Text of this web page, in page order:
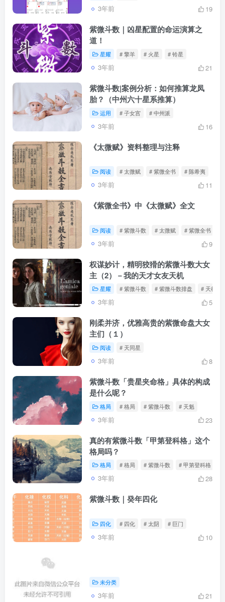
3年前 19
紫微斗数｜凶星配置的命运演算之
道！
星耀 # 擎羊 # 火星 # 铃星
3年前 21
紫微斗数|案例分析：如何推算龙凤
胎？（中州六十星系推算）
运用 # 子女宫 # 中州派
3年前 16
《太微赋》资料整理与注释
阅读 # 太微赋 # 紫微全书 # 陈希夷
3年前 11
《紫微全书》中《太微赋》全文
阅读 # 紫微斗数 # 太微赋 # 紫微全书
3年前 9
权谋妙计，精明狡猾的紫微斗数大女
主（2）－我的天才女友天机
星耀 # 紫微斗数 # 紫微斗数排盘 # 天机星
3年前 5
刚柔并济，优雅高贵的紫微命盘大女
主们（１）
阅读 # 天同星
3年前 8
紫微斗数「贵星夹命格」具体的构成
是什么呢？
格局 # 格局 # 紫微斗数 # 天魁
3年前 23
真的有紫微斗数「甲第登科格」这个
格局吗？
格局 # 格局 # 紫微斗数 # 甲第登科格
3年前 28
紫微斗数｜癸年四化
四化 # 四化 # 太阴 # 巨门
3年前 10
未分类
3年前 21